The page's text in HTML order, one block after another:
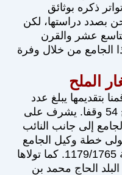
ذكره بوثائق
بصدد دراستها، لكن
عشر والقرن
الجامع من خلال وفرة
الملح
بتقديمها يبلغ عدد
أحباس جامع الخطبة بغار الملح 54 وقفا. يشرف على
إلى جانب النائب
خطة وكيل الجامع
المكرم ابن العيد الطرودي سنة 1179/1765. كما تولاها
الحاج محمد بن